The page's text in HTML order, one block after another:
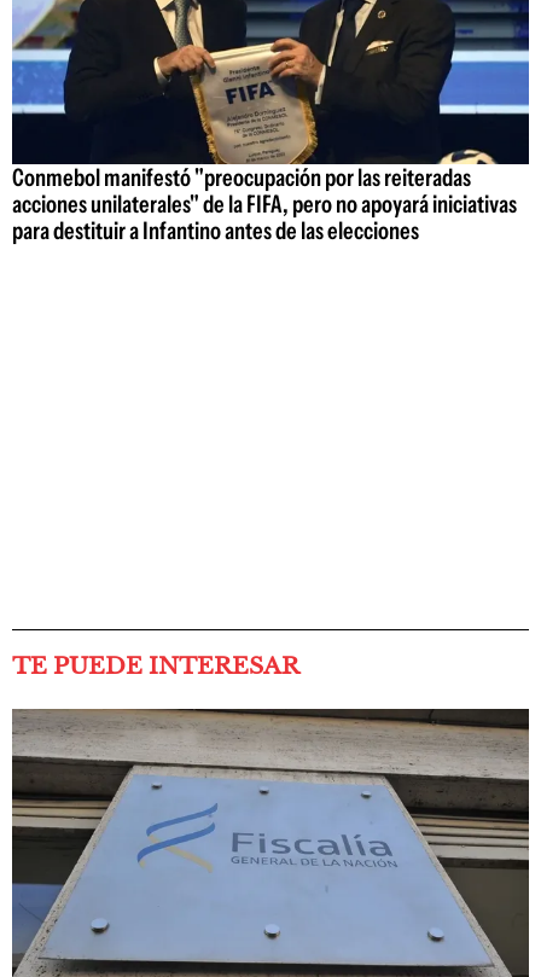
Conmebol manifestó "preocupación por las reiteradas
acciones unilaterales" de la FIFA, pero no apoyará iniciativas
para destituir a Infantino antes de las elecciones
TE PUEDE INTERESAR